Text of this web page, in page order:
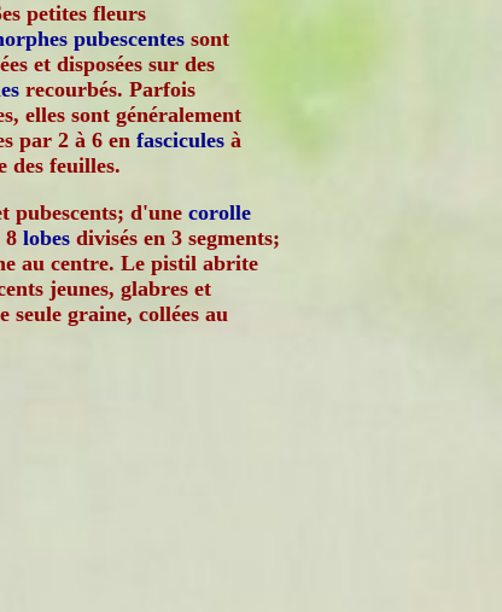
petites fleurs
pubescentes sont
et disposées sur des
recourbés. Parfois
elles sont généralement
par 2 à 6 en fascicules à
des feuilles.
pubescents; d'une corolle
8 lobes divisés en 3 segments;
au centre. Le pistil abrite
jeunes, glabres et
seule graine, collées au